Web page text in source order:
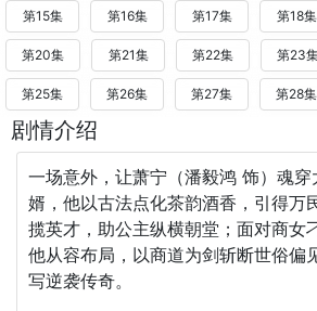
第15集 第16集 第17集 第18集
第20集 第21集 第22集 第23
第25集 第26集 第27集 第28集
剧情介绍
一场意外，让萧宁（潘毅鸿 饰）魂
婿，他以古法点化茶韵酒香，引得万
揽英才，助公主纵横朝堂；面对商女
他从容布局，以商道为剑斩断世俗偏
写逆袭传奇。